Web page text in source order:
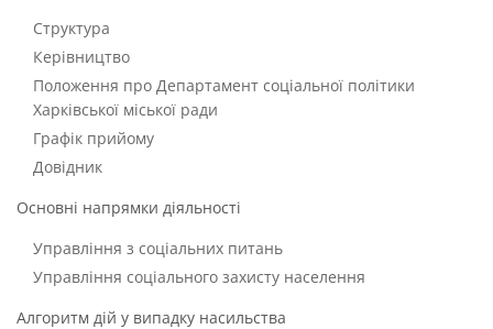
Структура
Керівництво
Положення про Департамент соціальної політики
Харківської міської ради
Графік прийому
Довідник
Основні напрямки діяльності
Управління з соціальних питань
Управління соціального захисту населення
Алгоритм дій у випадку насильства